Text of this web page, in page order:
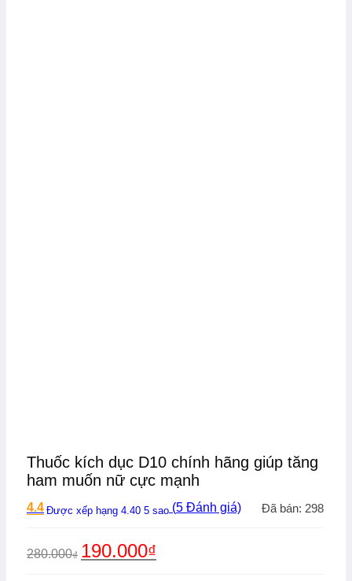
Thuốc kích dục D10 chính hãng giúp tăng
ham muốn nữ cực mạnh
4.4 Được xếp hạng 4.40 5 sao (5 Đánh giá) Đã bán: 298
280.000₫
Giá
gốc
190.000₫hiện